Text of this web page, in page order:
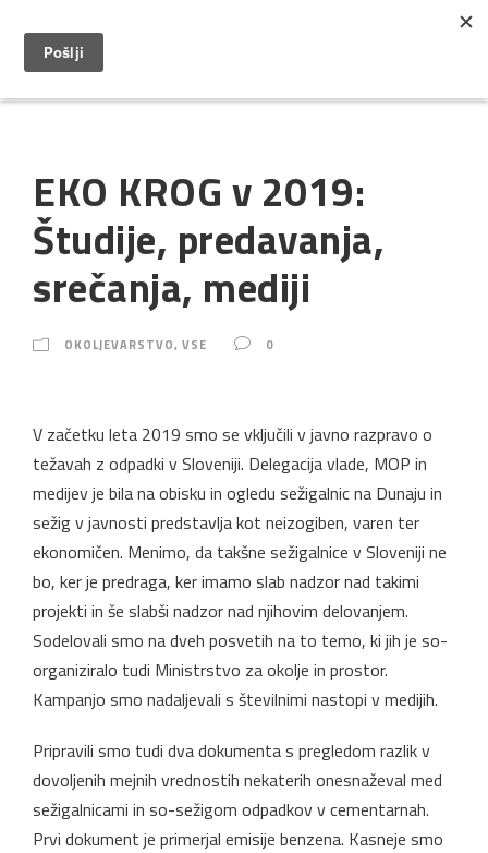
EKO KROG v 2019:
Študije, predavanja,
srečanja, mediji
OKOLJEVARSTVO, VSE 0
V začetku leta 2019 smo se vključili v javno razpravo o
težavah z odpadki v Sloveniji. Delegacija vlade, MOP in
medijev je bila na obisku in ogledu sežigalnic na Dunaju in
sežig v javnosti predstavlja kot neizogiben, varen ter
ekonomičen. Menimo, da takšne sežigalnice v Sloveniji ne
bo, ker je predraga, ker imamo slab nadzor nad takimi
projekti in še slabši nadzor nad njihovim delovanjem.
Sodelovali smo na dveh posvetih na to temo, ki jih je so-
organiziralo tudi Ministrstvo za okolje in prostor.
Kampanjo smo nadaljevali s številnimi nastopi v medijih.
Pripravili smo tudi dva dokumenta s pregledom razlik v
dovoljenih mejnih vrednostih nekaterih onesnaževal med
sežigalnicami in so-sežigom odpadkov v cementarnah.
Prvi dokument je primerjal emisije benzena. Kasneje smo